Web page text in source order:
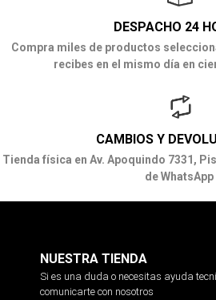
DESPACHO 24
Compra miles de productos
recibes en el mismo día en
CAMBIOS Y
Tienda física en Av. Apoquindo 7331,
de WhatsApp
NUESTRA TIENDA
Si es una duda o necesitas ayuda
comunicarte con nosotros